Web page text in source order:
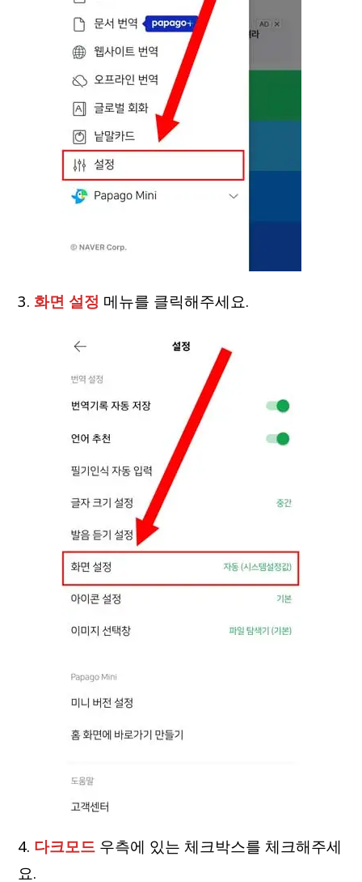
3. 화면 설정 메뉴를 클릭해주세요.
4. 다크모드 우측에 있는 체크박스를 체크해주세
요.